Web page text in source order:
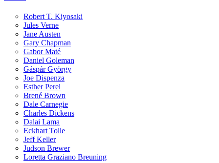
Robert T. Kiyosaki
Jules Verne
Jane Austen
Gary Chapman
Gabor Maté
Daniel Goleman
Gáspár György
Joe Dispenza
Esther Perel
Brené Brown
Dale Carnegie
Charles Dickens
Dalai Lama
Eckhart Tolle
Jeff Keller
Judson Brewer
Loretta Graziano Breuning